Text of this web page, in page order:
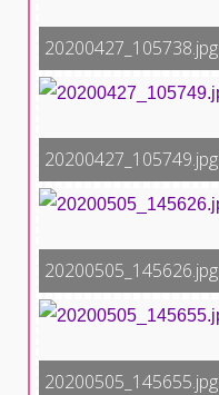
20200427_105738.jpg
20200427_105749.jpg
20200505_145626.jpg
20200505_145655.jpg